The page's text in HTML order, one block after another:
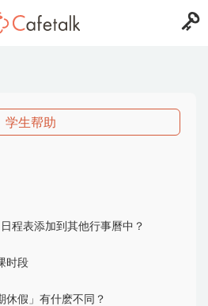
学生帮助
程表添加到其他行事曆中？
时段
休假」有什麽不同？